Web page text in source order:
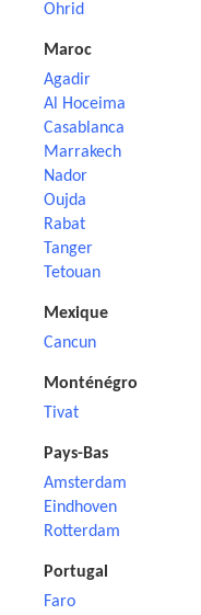
Ohrid
Maroc
Agadir
Al Hoceima
Casablanca
Marrakech
Nador
Oujda
Rabat
Tanger
Tetouan
Mexique
Cancun
Monténégro
Tivat
Pays-Bas
Amsterdam
Eindhoven
Rotterdam
Portugal
Faro